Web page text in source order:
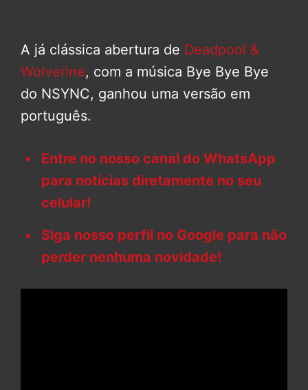
A já clássica abertura de Deadpool &
Wolverine, com a música Bye Bye Bye
do NSYNC, ganhou uma versão em
português.
Entre no nosso canal do WhatsApp
para notícias diretamente no seu
celular!
Siga nosso perfil no Google para não
perder nenhuma novidade!